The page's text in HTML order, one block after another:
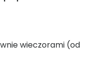
wieczorami (od